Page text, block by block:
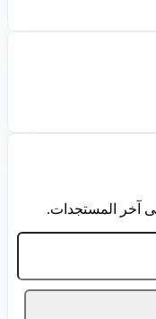
آخر المستجدات.